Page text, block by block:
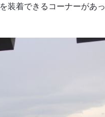
装着できるコーナーがあ